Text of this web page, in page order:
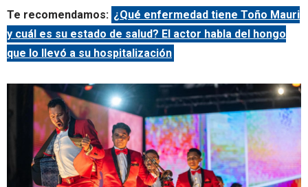
Te recomendamos: ¿Qué enfermedad tiene Toño Mauri
y cuál es su estado de salud? El actor habla del hongo
que lo llevó a su hospitalización